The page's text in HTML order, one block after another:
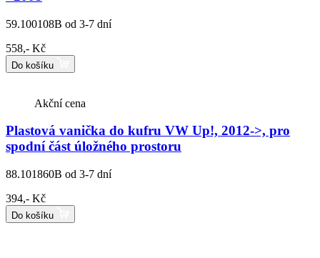
59.100108B od 3-7 dní
558,- Kč
Do košíku
Akční cena
Plastová vanička do kufru VW Up!, 2012->, pro
spodní část úložného prostoru
88.101860B od 3-7 dní
394,- Kč
Do košíku